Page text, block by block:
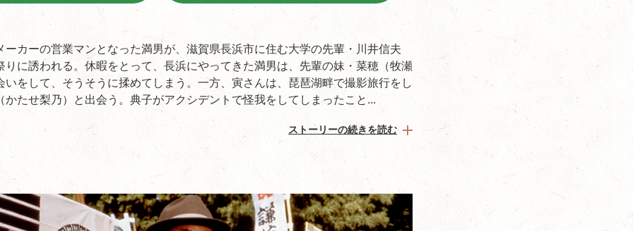
ーカーの営業マンとなった満男が、滋賀県長浜市に住む大学の先輩・川井信夫
りに誘われる。休暇をとって、長浜にやってきた満男は、先輩の妹・菜穂（牧瀬
いをして、そうそうに揉めてしまう。一方、寅さんは、琵琶湖畔で撮影旅行をし
かたせ梨乃）と出会う。典子がアクシデントで怪我をしてしまったこと...
ストーリーの続きを読む